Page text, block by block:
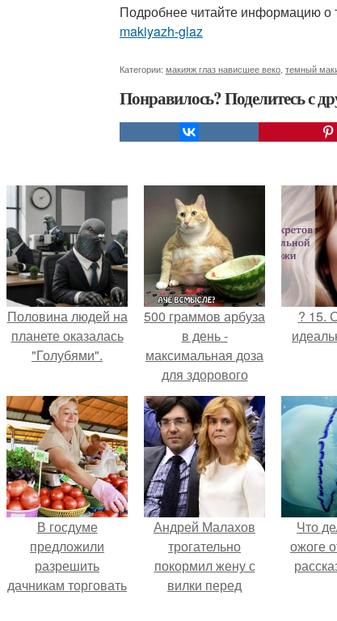
Подробнее читайте информацию о
makiyazh-glaz
Категории: макияж глаз нависшее веко темный
Понравилось? Поделитесь с
Половина людей на
планете оказалась
"Голубями".
500 граммов арбуза
в день -
максимальная доза
для здорового
взрослого,
предупредили
врачи.
? 15.
В госдуме
предложили
разрешить
дачникам торговать
Андрей Малахов
трогательно
покормил жену с
вилки перед
Что
ожоге